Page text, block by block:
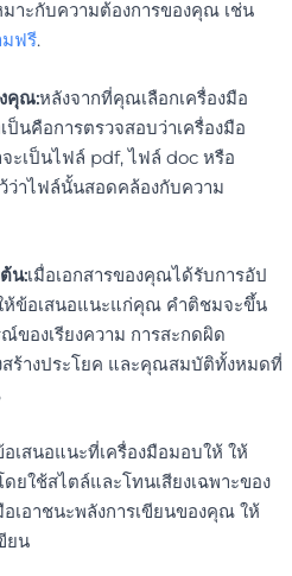
มาะกับความต้องการของคุณ เช่น
มฟรี.
คุณ:หลังจากที่คุณเลือกเครื่องมือ
นคือการตรวจสอบว่าเครื่องมือ
ะเป็นไฟล์ pdf, ไฟล์ doc หรือ
ว่าไฟล์นั้นสอดคล้องกับความ
น:เมื่อเอกสารของคุณได้รับการอัป
ห้ข้อเสนอแนะแก่คุณ คำติชมจะขึ้น
ของเรียงความ การสะกดผิด
สร้างประโยค และคุณสมบัติทั้งหมดที่
เสนอแนะที่เครื่องมือมอบให้ ให้
ยใช้สไตล์และโทนเสียงเฉพาะของ
เอาชนะพลังการเขียนของคุณ ให้
ยน